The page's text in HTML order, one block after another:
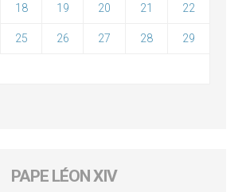
18 19 20 21 22
25 26 27 28 29
PAPE LÉON XIV